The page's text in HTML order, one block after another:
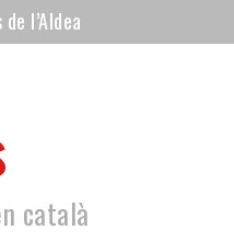
l’Aldea
premiado como el
català